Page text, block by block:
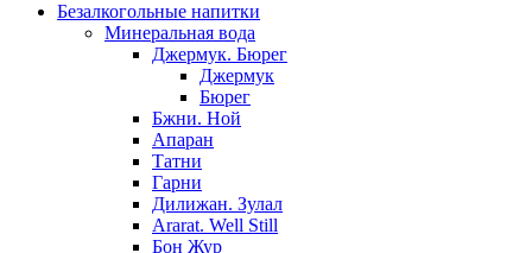
Безалкогольные напитки
Минеральная вода
Джермук. Бюрег
Джермук
Бюрег
Бжни. Ной
Апаран
Татни
Гарни
Дилижан. Зулал
Ararat. Well Still
Бон Жур